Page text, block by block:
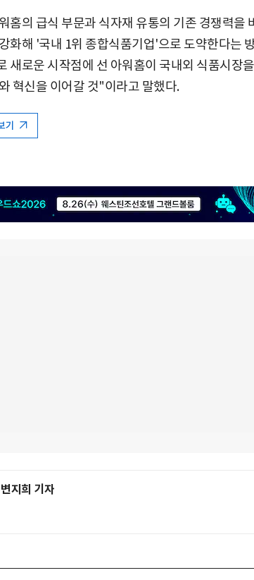
홈의 급식 부문과 식자재 유통의 기존 경쟁력을
화해 '국내 1위 종합식품기업'으로 도약한다는
새로운 시작점에 선 아워홈이 국내외 식품시장
혁신을 이어갈 것"이라고 말했다.
기
변지희 기자